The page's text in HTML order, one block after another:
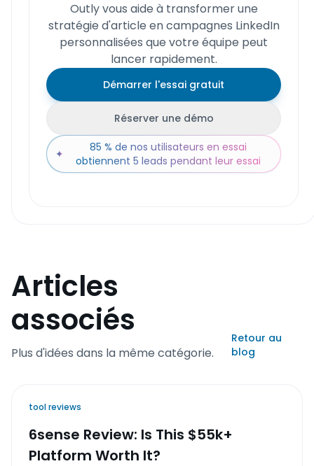
Outly vous aide à transformer une
stratégie d'article en campagnes LinkedIn
personnalisées que votre équipe peut
lancer rapidement.
Démarrer l'essai gratuit
Réserver une démo
✦
85 % de nos utilisateurs en essai
obtiennent 5 leads pendant leur essai
Articles
associés
Plus d'idées dans la même catégorie.
Retour au
blog
tool reviews
6sense Review: Is This $55k+
Platform Worth It?